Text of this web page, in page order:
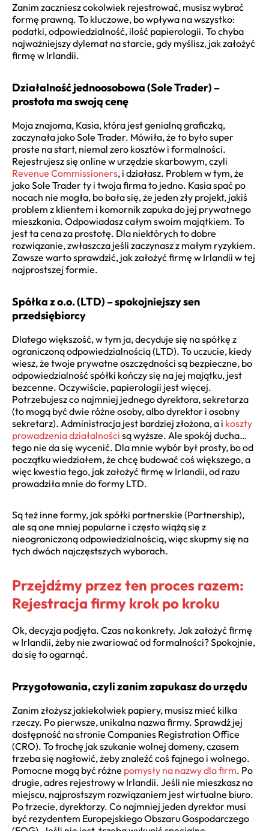
Zanim zaczniesz cokolwiek rejestrować, musisz wybrać
formę prawną. To kluczowe, bo wpływa na wszystko:
podatki, odpowiedzialność, ilość papierologii. To chyba
najważniejszy dylemat na starcie, gdy myślisz, jak założyć
firmę w Irlandii.
Działalność jednoosobowa (Sole Trader) –
prostota ma swoją cenę
Moja znajoma, Kasia, która jest genialną graficzką,
zaczynała jako Sole Trader. Mówiła, że to było super
proste na start, niemal zero kosztów i formalności.
Rejestrujesz się online w urzędzie skarbowym, czyli
Revenue Commissioners, i działasz. Problem w tym, że
jako Sole Trader ty i twoja firma to jedno. Kasia spać po
nocach nie mogła, bo bała się, że jeden zły projekt, jakiś
problem z klientem i komornik zapuka do jej prywatnego
mieszkania. Odpowiadasz całym swoim majątkiem. To
jest ta cena za prostotę. Dla niektórych to dobre
rozwiązanie, zwłaszcza jeśli zaczynasz z małym ryzykiem.
Zawsze warto sprawdzić, jak założyć firmę w Irlandii w tej
najprostszej formie.
Spółka z o.o. (LTD) – spokojniejszy sen
przedsiębiorcy
Dlatego większość, w tym ja, decyduje się na spółkę z
ograniczoną odpowiedzialnością (LTD). To uczucie, kiedy
wiesz, że twoje prywatne oszczędności są bezpieczne, bo
odpowiedzialność spółki kończy się na jej majątku, jest
bezcenne. Oczywiście, papierologii jest więcej.
Potrzebujesz co najmniej jednego dyrektora, sekretarza
(to mogą być dwie różne osoby, albo dyrektor i osobny
sekretarz). Administracja jest bardziej złożona, a i koszty
prowadzenia działalności są wyższe. Ale spokój ducha…
tego nie da się wycenić. Dla mnie wybór był prosty, bo od
początku wiedziałem, że chcę budować coś większego, a
więc kwestia tego, jak założyć firmę w Irlandii, od razu
prowadziła mnie do formy LTD.
Są też inne formy, jak spółki partnerskie (Partnership),
ale są one mniej popularne i często wiążą się z
nieograniczoną odpowiedzialnością, więc skupmy się na
tych dwóch najczęstszych wyborach.
Przejdźmy przez ten proces razem:
Rejestracja firmy krok po kroku
Ok, decyzja podjęta. Czas na konkrety. Jak założyć firmę
w Irlandii, żeby nie zwariować od formalności? Spokojnie,
da się to ogarnąć.
Przygotowania, czyli zanim zapukasz do urzędu
Zanim złożysz jakiekolwiek papiery, musisz mieć kilka
rzeczy. Po pierwsze, unikalna nazwa firmy. Sprawdź jej
dostępność na stronie Companies Registration Office
(CRO). To trochę jak szukanie wolnej domeny, czasem
trzeba się nagłowić, żeby znaleźć coś fajnego i wolnego.
Pomocne mogą być różne pomysły na nazwy dla firm. Po
drugie, adres rejestrowy w Irlandii. Jeśli nie mieszkasz na
miejscu, najprostszym rozwiązaniem jest wirtualne biuro.
Po trzecie, dyrektorzy. Co najmniej jeden dyrektor musi
być rezydentem Europejskiego Obszaru Gospodarczego